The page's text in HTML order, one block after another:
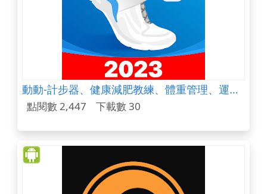
動動-計步器、健康減肥教練、體重管理、運動記錄、卡路里計算
點閱數 2,447 下載數 30